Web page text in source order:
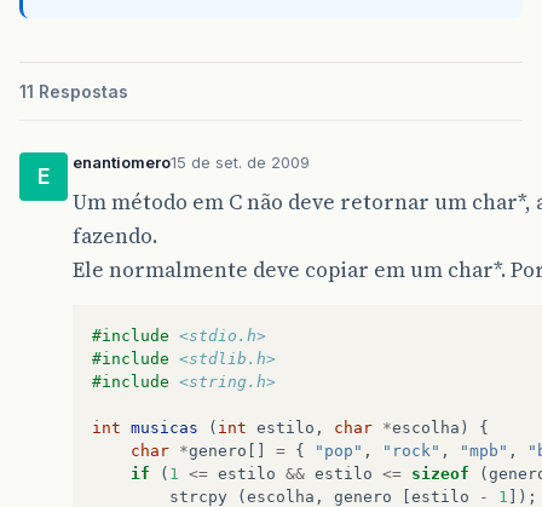
11 Respostas
E
enantiomero15 de set. de 2009
Um método em C não deve retornar um char*,
fazendo.
Ele normalmente deve copiar em um char*.
#include <stdio.h>
#include <stdlib.h>
#include <string.h>
int musicas ( int estilo , char *escolha )
{
char *genero = { "pop" , "rock" , "mpb" ,
if
( 1 <= estilo && estilo <= sizeof (
strcpy
( escolha , genero estilo - 1
]);